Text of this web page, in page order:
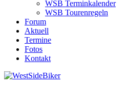
WSB Terminkalender
WSB Tourenregeln
Forum
Aktuell
Termine
Fotos
Kontakt